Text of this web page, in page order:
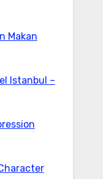
Makan
Istanbul –